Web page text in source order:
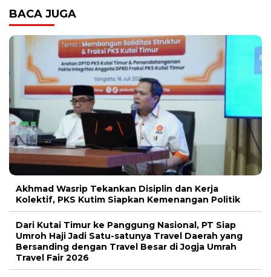
BACA JUGA
Akhmad Wasrip Tekankan Disiplin dan Kerja
Kolektif, PKS Kutim Siapkan Kemenangan Politik
Dari Kutai Timur ke Panggung Nasional, PT Siap
Umroh Haji Jadi Satu-satunya Travel Daerah yang
Bersanding dengan Travel Besar di Jogja Umrah
Travel Fair 2026